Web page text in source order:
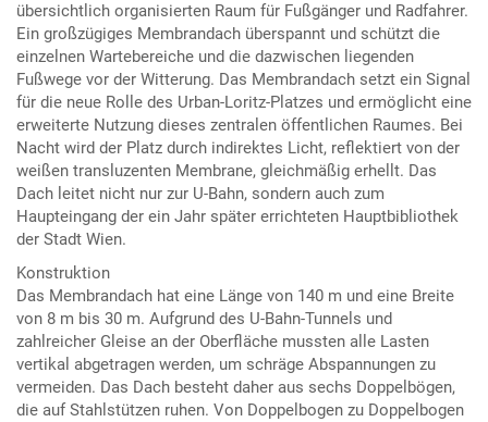
übersichtlich organisierten Raum für Fußgänger und Radfahrer.
Ein großzügiges Membrandach überspannt und schützt die
einzelnen Wartebereiche und die dazwischen liegenden
Fußwege vor der Witterung. Das Membrandach setzt ein Signal
für die neue Rolle des Urban-Loritz-Platzes und ermöglicht eine
erweiterte Nutzung dieses zentralen öffentlichen Raumes. Bei
Nacht wird der Platz durch indirektes Licht, reflektiert von der
weißen transluzenten Membrane, gleichmäßig erhellt. Das
Dach leitet nicht nur zur U-Bahn, sondern auch zum
Haupteingang der ein Jahr später errichteten Hauptbibliothek
der Stadt Wien.
Konstruktion
Das Membrandach hat eine Länge von 140 m und eine Breite
von 8 m bis 30 m. Aufgrund des U-Bahn-Tunnels und
zahlreicher Gleise an der Oberfläche mussten alle Lasten
vertikal abgetragen werden, um schräge Abspannungen zu
vermeiden. Das Dach besteht daher aus sechs Doppelbögen,
die auf Stahlstützen ruhen. Von Doppelbogen zu Doppelbogen